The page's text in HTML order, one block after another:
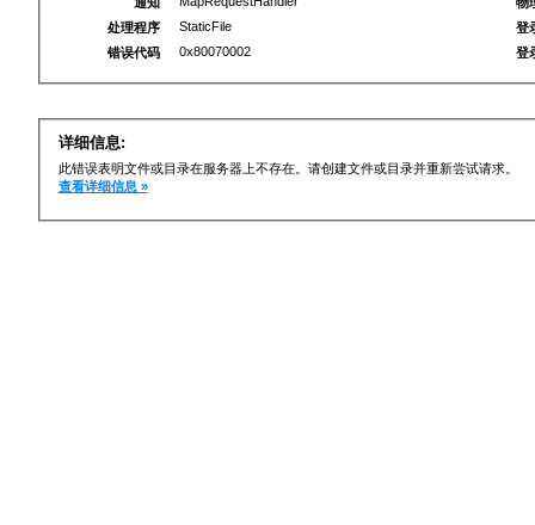
处理程序
StaticFile
错误代码
0x80070002
登
登
详细信息:
此错误表明文件或目录在服务器上不存在。请创建文件或目录并重新尝试请求。
查看详细信息 »